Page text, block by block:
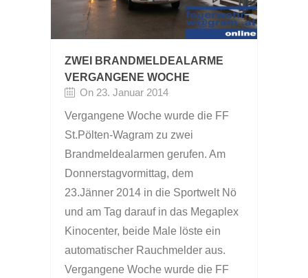
ZWEI BRANDMELDEALARME
VERGANGENE WOCHE
On 23. Januar 2014
Vergangene Woche wurde die FF
St.Pölten-Wagram zu zwei
Brandmeldealarmen gerufen. Am
Donnerstagvormittag, dem
23.Jänner 2014 in die Sportwelt Nö
und am Tag darauf in das Megaplex
Kinocenter, beide Male löste ein
automatischer Rauchmelder aus.
Vergangene Woche wurde die FF